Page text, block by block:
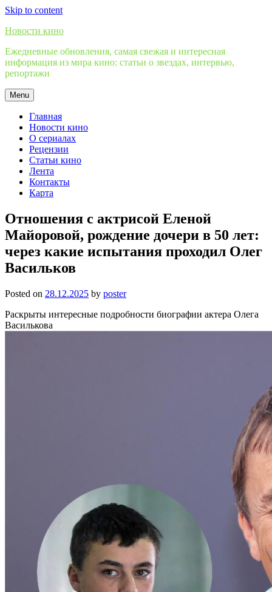
Skip to content
Новости кино
Ежедневные обновления, самая свежая и интересная
информация из мира кино: статьи о звездах, интервью,
репортажи
Menu
Главная
Новости кино
О сериалах
Рецензии
Статьи кино
Лента
Контакты
Карта
Отношения с актрисой Еленой
Майоровой, рождение дочери в 50 лет:
через какие испытания проходил Олег
Васильков
Posted on 28.12.2025 by poster
Раскрыты интересные подробности биографии актера Олега
Василькова